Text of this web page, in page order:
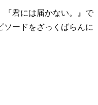
『君には届かない。』で
ソードをざっくばらんに